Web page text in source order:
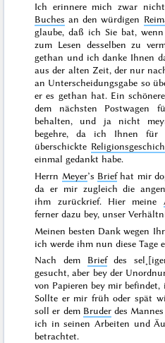
Ich erinnere mich zwar
Buches an den würdigen
glaube, daß ich Sie bat,
zum Lesen desselben zu
gethan und ich danke Ihnen
aus der alten Zeit, der nur
an Unterscheidungsgabe so
er es gethan hat. Ein
dem nächsten Postwagen
behalten, und ja nicht
begehre, da ich Ihnen für
überschickte
einmal gedankt habe.
Herrn Meyer’s Briefhat mir
da er mir zugleich die
ihm zurückrief. Hier meine
ferner dazu bey, unser
Meinen besten Dank wegen
ich werde ihm nun diese Tage
Nach dem Briefdes
gesucht, aber bey der
von Papieren bey mir
Sollte er mir früh oder spät
soll er dem Bruderdes
ich in seinen Arbeiten und
betrachtet.